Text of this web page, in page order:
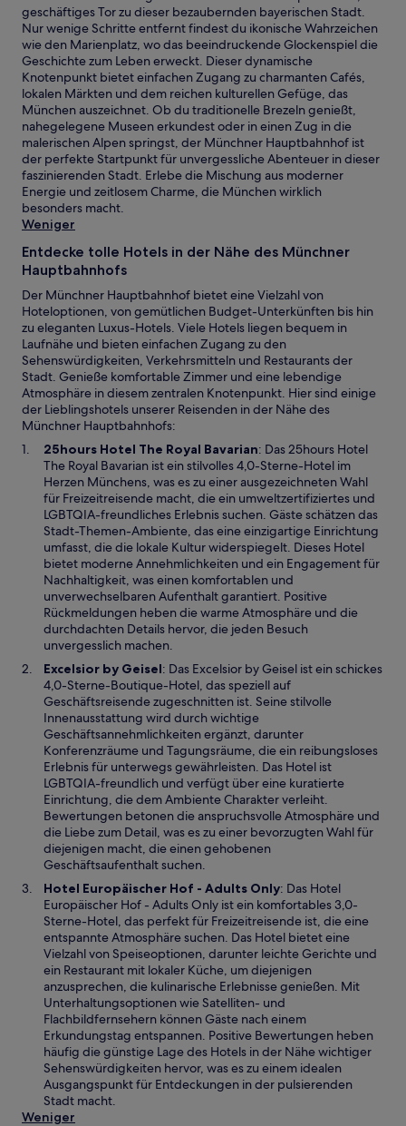
geschäftiges Tor zu dieser bezaubernden bayerischen Stadt.
Nur wenige Schritte entfernt findest du ikonische Wahrzeichen
wie den Marienplatz, wo das beeindruckende Glockenspiel die
Geschichte zum Leben erweckt. Dieser dynamische
Knotenpunkt bietet einfachen Zugang zu charmanten Cafés,
lokalen Märkten und dem reichen kulturellen Gefüge, das
München auszeichnet. Ob du traditionelle Brezeln genießt,
nahegelegene Museen erkundest oder in einen Zug in die
malerischen Alpen springst, der Münchner Hauptbahnhof ist
der perfekte Startpunkt für unvergessliche Abenteuer in dieser
faszinierenden Stadt. Erlebe die Mischung aus moderner
Energie und zeitlosem Charme, die München wirklich
besonders macht.
Weniger
Entdecke tolle Hotels in der Nähe des Münchner
Hauptbahnhofs
Der Münchner Hauptbahnhof bietet eine Vielzahl von
Hoteloptionen, von gemütlichen Budget-Unterkünften bis hin
zu eleganten Luxus-Hotels. Viele Hotels liegen bequem in
Laufnähe und bieten einfachen Zugang zu den
Sehenswürdigkeiten, Verkehrsmitteln und Restaurants der
Stadt. Genieße komfortable Zimmer und eine lebendige
Atmosphäre in diesem zentralen Knotenpunkt. Hier sind einige
der Lieblingshotels unserer Reisenden in der Nähe des
Münchner Hauptbahnhofs:
25hours Hotel The Royal BavarianW
i
r
d
i
n
e
i
n
e
m
n
u
e
n
F
e
n
s
t
e
r
g
e
ö
f
n
e
t
: Das 25hours Hotel
The Royal Bavarian ist ein stilvolles 4,0-Sterne-Hotel im
Herzen Münchens, was es zu einer ausgezeichneten Wahl
für Freizeitreisende macht, die ein umweltzertifiziertes und
LGBTQIA-freundliches Erlebnis suchen. Gäste schätzen das
Stadt-Themen-Ambiente, das eine einzigartige Einrichtung
umfasst, die die lokale Kultur widerspiegelt. Dieses Hotel
bietet moderne Annehmlichkeiten und ein Engagement für
Nachhaltigkeit, was einen komfortablen und
unverwechselbaren Aufenthalt garantiert. Positive
Rückmeldungen heben die warme Atmosphäre und die
durchdachten Details hervor, die jeden Besuch
unvergesslich machen.
Excelsior by GeiselW
i
r
d
i
n
e
i
n
e
m
n
e
e
n
F
e
n
s
t
e
r
g
e
ö
f
: Das Excelsior by Geisel ist ein schickes
4,0-Sterne-Boutique-Hotel, das speziell auf
Geschäftsreisende zugeschnitten ist. Seine stilvolle
Innenausstattung wird durch wichtige
Geschäftsannehmlichkeiten ergänzt, darunter
Konferenzräume und Tagungsräume, die ein reibungsloses
Erlebnis für unterwegs gewährleisten. Das Hotel ist
LGBTQIA-freundlich und verfügt über eine kuratierte
Einrichtung, die dem Ambiente Charakter verleiht.
Bewertungen betonen die anspruchsvolle Atmosphäre und
die Liebe zum Detail, was es zu einer bevorzugten Wahl für
diejenigen macht, die einen gehobenen
Geschäftsaufenthalt suchen.
Hotel Europäischer Hof - Adults OnlyW
i
r
d
i
n
e
i
n
e
m
n
e
: Das Hotel
Europäischer Hof - Adults Only ist ein komfortables 3,0-
Sterne-Hotel, das perfekt für Freizeitreisende ist, die eine
entspannte Atmosphäre suchen. Das Hotel bietet eine
Vielzahl von Speiseoptionen, darunter leichte Gerichte und
ein Restaurant mit lokaler Küche, um diejenigen
anzusprechen, die kulinarische Erlebnisse genießen. Mit
Unterhaltungsoptionen wie Satelliten- und
Flachbildfernsehern können Gäste nach einem
Erkundungstag entspannen. Positive Bewertungen heben
häufig die günstige Lage des Hotels in der Nähe wichtiger
Sehenswürdigkeiten hervor, was es zu einem idealen
Ausgangspunkt für Entdeckungen in der pulsierenden
Stadt macht.
Weniger